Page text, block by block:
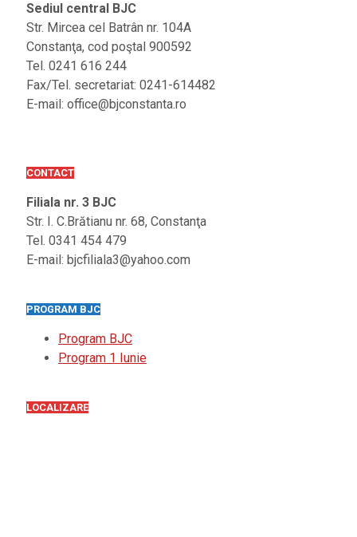
Sediul central BJC
Str. Mircea cel Batrân nr. 104A
Constanţa, cod poştal 900592
Tel. 0241 616 244
Fax/Tel. secretariat: 0241-614482
E-mail: office@bjconstanta.ro
CONTACT
Filiala nr. 3 BJC
Str. I. C.Brătianu nr. 68, Constanţa
Tel. 0341 454 479
E-mail: bjcfiliala3@yahoo.com
PROGRAM BJC
Program BJC
Program 1 Iunie
LOCALIZARE